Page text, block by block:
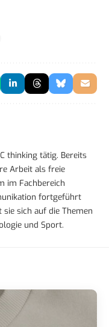
thinking tätig. Bereits
Arbeit als freie
im Fachbereich
fortgeführt
sich auf die Themen
und Sport.